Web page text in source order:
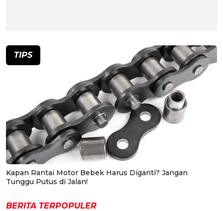
TIPS
Kapan Rantai Motor Bebek Harus Diganti? Jangan
Tunggu Putus di Jalan!
BERITA TERPOPULER